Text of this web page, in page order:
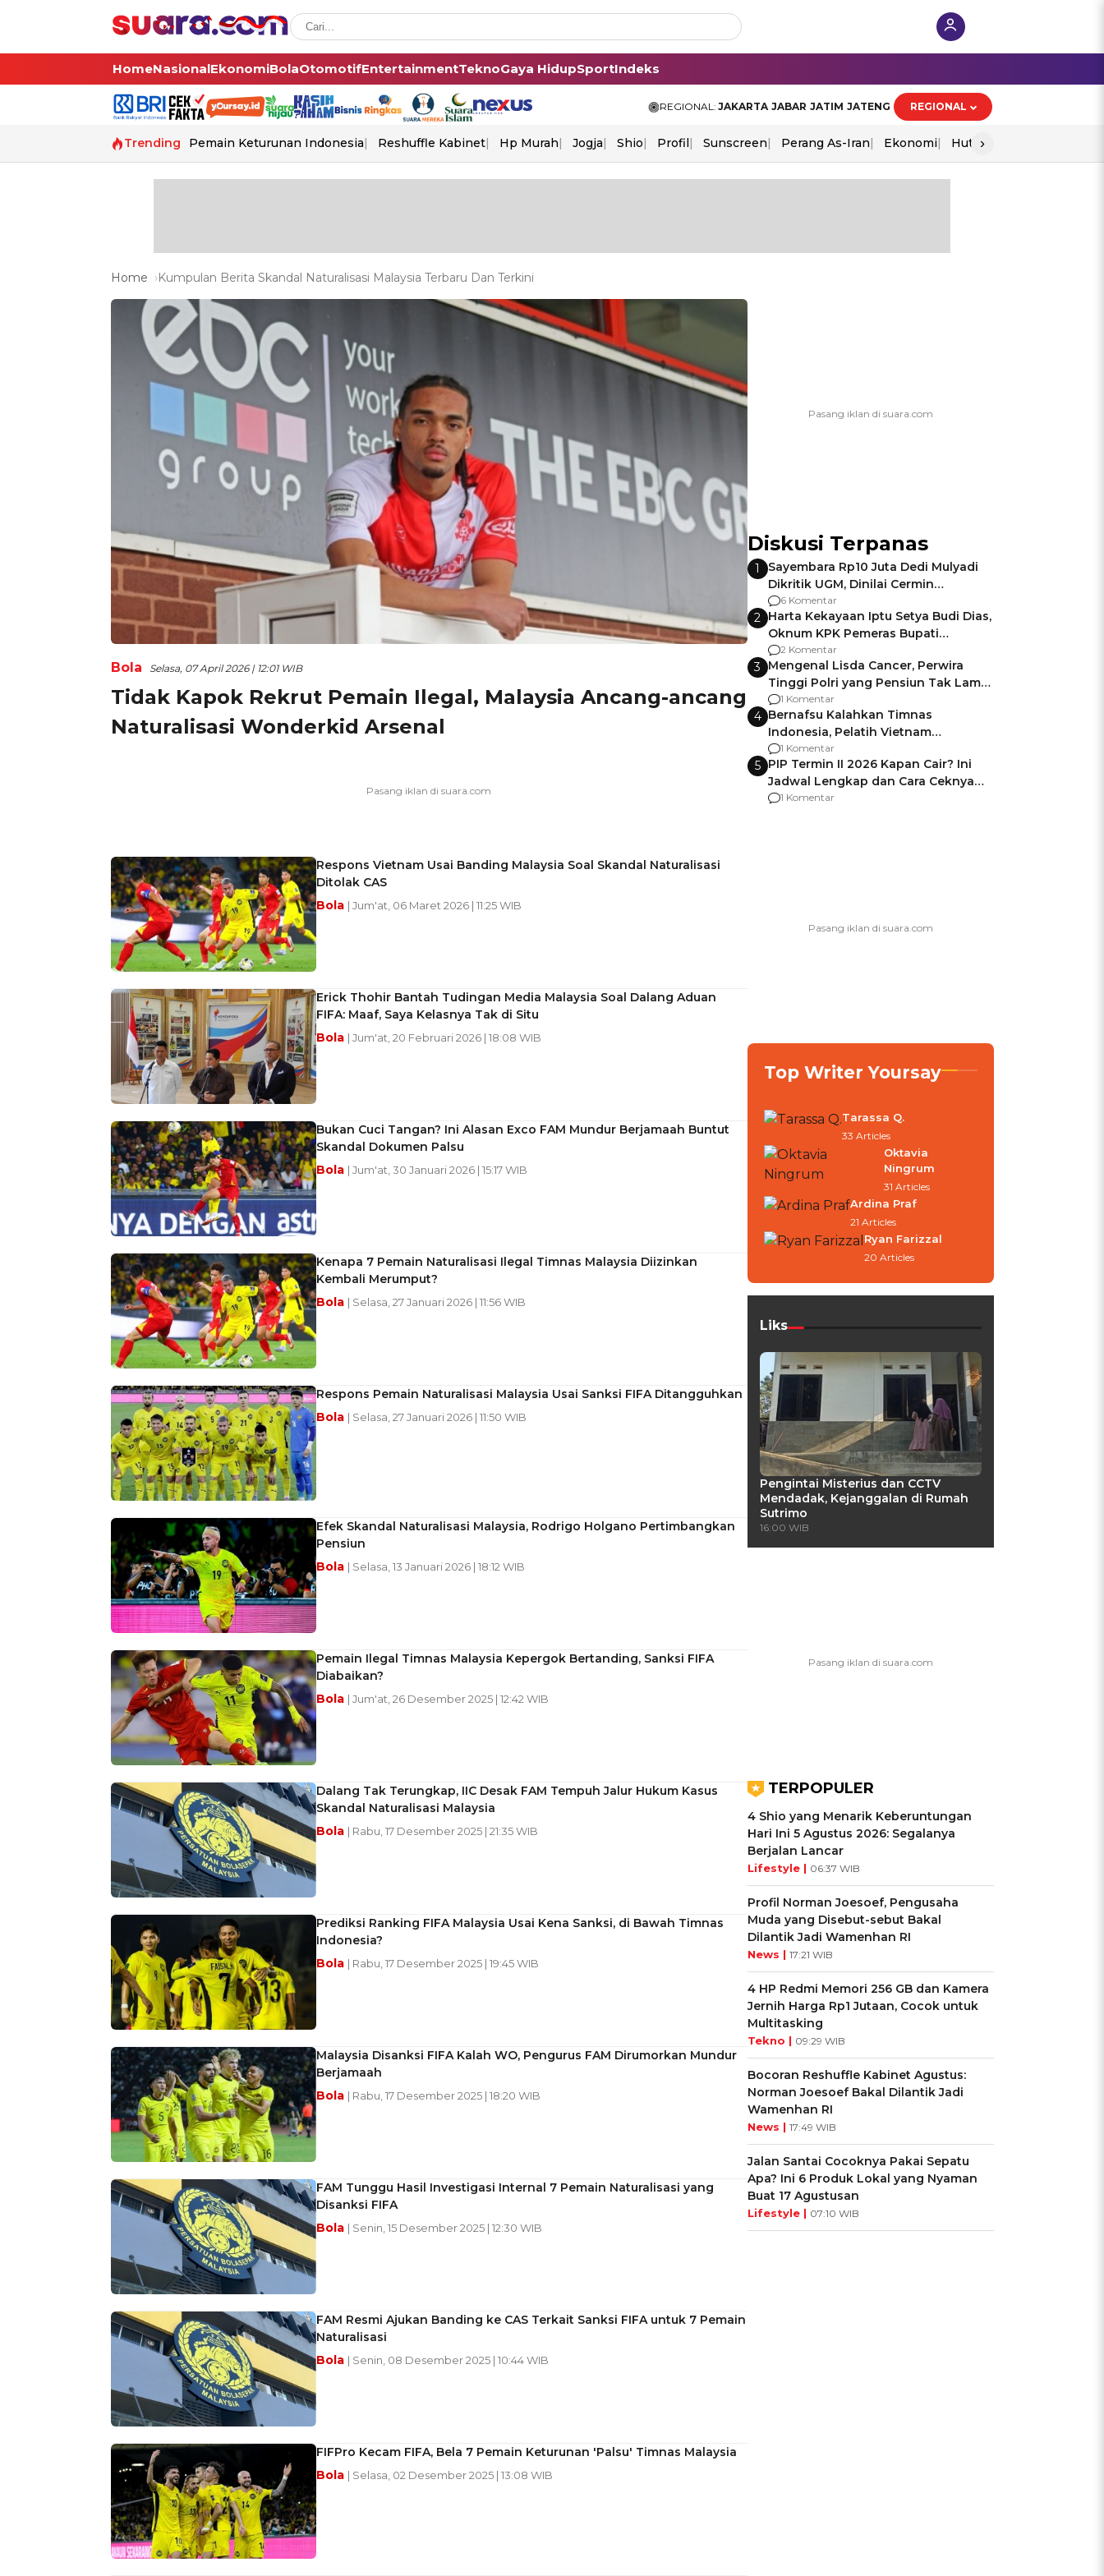
HomeNasionalEkonomiBolaOtomotifEntertainmentTeknoGaya HidupSportIndeks
REGIONAL: JAKARTA JABAR JATIM JATENG REGIONAL
Trending Pemain Keturunan Indonesia Reshuffle Kabinet Hp Murah Jogja Shio Profil Sunscreen Perang As-Iran Ekonomi Hut Ri
›
Home Kumpulan Berita Skandal Naturalisasi Malaysia Terbaru Dan Terkini
Bola Selasa, 07 April 2026 | 12:01 WIB
Tidak Kapok Rekrut Pemain Ilegal, Malaysia Ancang-ancang
Naturalisasi Wonderkid Arsenal
Respons Vietnam Usai Banding Malaysia Soal Skandal Naturalisasi
Ditolak CAS
Bola | Jum'at, 06 Maret 2026 | 11:25 WIB
Erick Thohir Bantah Tudingan Media Malaysia Soal Dalang Aduan
FIFA: Maaf, Saya Kelasnya Tak di Situ
Bola | Jum'at, 20 Februari 2026 | 18:08 WIB
Bukan Cuci Tangan? Ini Alasan Exco FAM Mundur Berjamaah Buntut
Skandal Dokumen Palsu
Bola | Jum'at, 30 Januari 2026 | 15:17 WIB
Kenapa 7 Pemain Naturalisasi Ilegal Timnas Malaysia Diizinkan
Kembali Merumput?
Bola | Selasa, 27 Januari 2026 | 11:56 WIB
Respons Pemain Naturalisasi Malaysia Usai Sanksi FIFA Ditangguhkan
Bola | Selasa, 27 Januari 2026 | 11:50 WIB
Efek Skandal Naturalisasi Malaysia, Rodrigo Holgano Pertimbangkan
Pensiun
Bola | Selasa, 13 Januari 2026 | 18:12 WIB
Pemain Ilegal Timnas Malaysia Kepergok Bertanding, Sanksi FIFA
Diabaikan?
Bola | Jum'at, 26 Desember 2025 | 12:42 WIB
Dalang Tak Terungkap, IIC Desak FAM Tempuh Jalur Hukum Kasus
Skandal Naturalisasi Malaysia
Bola | Rabu, 17 Desember 2025 | 21:35 WIB
Prediksi Ranking FIFA Malaysia Usai Kena Sanksi, di Bawah Timnas
Indonesia?
Bola | Rabu, 17 Desember 2025 | 19:45 WIB
Malaysia Disanksi FIFA Kalah WO, Pengurus FAM Dirumorkan Mundur
Berjamaah
Bola | Rabu, 17 Desember 2025 | 18:20 WIB
FAM Tunggu Hasil Investigasi Internal 7 Pemain Naturalisasi yang
Disanksi FIFA
Bola | Senin, 15 Desember 2025 | 12:30 WIB
FAM Resmi Ajukan Banding ke CAS Terkait Sanksi FIFA untuk 7 Pemain
Naturalisasi
Bola | Senin, 08 Desember 2025 | 10:44 WIB
FIFPro Kecam FIFA, Bela 7 Pemain Keturunan 'Palsu' Timnas Malaysia
Bola | Selasa, 02 Desember 2025 | 13:08 WIB
Diskusi Terpanas
1
Sayembara Rp10 Juta Dedi Mulyadi
Dikritik UGM, Dinilai Cermin
Gagalnya Negara Jamin Keamanan
6 Komentar
2 Harta Kekayaan Iptu Setya Budi Dias,
Oknum KPK Pemeras Bupati
Pemalang
2 Komentar
3 Mengenal Lisda Cancer, Perwira
Tinggi Polri yang Pensiun Tak Lama
Usai Jadi Brigjen
1 Komentar
4 Bernafsu Kalahkan Timnas
Indonesia, Pelatih Vietnam
Berencana Pakai Jimat di Pakansari
1 Komentar
5 PIP Termin II 2026 Kapan Cair? Ini
Jadwal Lengkap dan Cara Ceknya
agar Dana Tidak Hangus!
1 Komentar
Top Writer Yoursay
Tarassa Q.
33 Articles
Oktavia
Ningrum
31 Articles
Ardina Praf
21 Articles
Ryan Farizzal
20 Articles
Liks
Pengintai Misterius dan CCTV
Mendadak, Kejanggalan di Rumah
Sutrimo
16:00 WIB
TERPOPULER
4 Shio yang Menarik Keberuntungan
Hari Ini 5 Agustus 2026: Segalanya
Berjalan Lancar
Lifestyle | 06:37 WIB
Profil Norman Joesoef, Pengusaha
Muda yang Disebut-sebut Bakal
Dilantik Jadi Wamenhan RI
News | 17:21 WIB
4 HP Redmi Memori 256 GB dan Kamera
Jernih Harga Rp1 Jutaan, Cocok untuk
Multitasking
Tekno | 09:29 WIB
Bocoran Reshuffle Kabinet Agustus:
Norman Joesoef Bakal Dilantik Jadi
Wamenhan RI
News | 17:49 WIB
Jalan Santai Cocoknya Pakai Sepatu
Apa? Ini 6 Produk Lokal yang Nyaman
Buat 17 Agustusan
Lifestyle | 07:10 WIB